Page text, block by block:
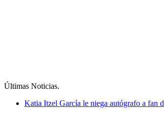
Últimas Noticias.
Katia Itzel García le niega autógrafo a fan